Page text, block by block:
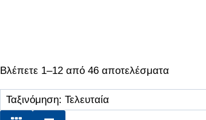
Βλέπετε 1–12 από 46 αποτελέσματαSorted